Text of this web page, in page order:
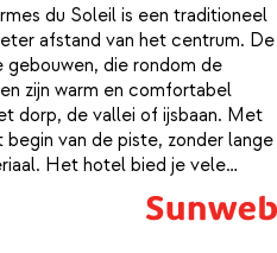
du Soleil is een traditioneel
afstand van het centrum. De
die rondom de
zijn warm en comfortabel
dorp, de vallei of ijsbaan. Met
begin van de piste, zonder lange
Het hotel bied je vele
wintersport. Zo is er
en biljardtafel, kun je een